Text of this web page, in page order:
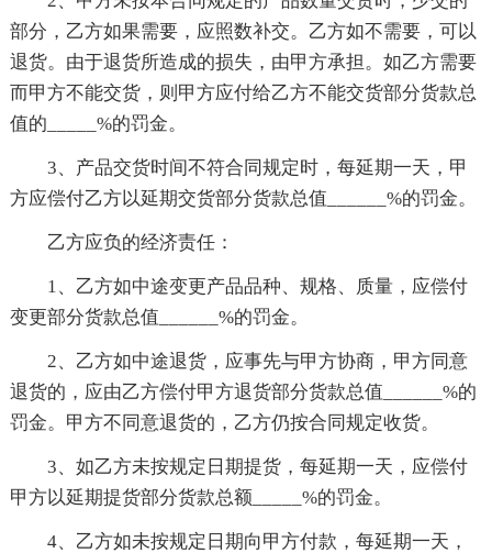
部分，乙方如果需要，应照数补交。乙方如不需要，可以
退货。由于退货所造成的损失，由甲方承担。如乙方需要
而甲方不能交货，则甲方应付给乙方不能交货部分货款总
值的_____%的罚金。
3、产品交货时间不符合同规定时，每延期一天，甲
方应偿付乙方以延期交货部分货款总值______%的罚金。
乙方应负的经济责任：
1、乙方如中途变更产品品种、规格、质量，应偿付
变更部分货款总值______%的罚金。
2、乙方如中途退货，应事先与甲方协商，甲方同意
退货的，应由乙方偿付甲方退货部分货款总值______%的
罚金。甲方不同意退货的，乙方仍按合同规定收货。
3、如乙方未按规定日期提货，每延期一天，应偿付
甲方以延期提货部分货款总额_____%的罚金。
4、乙方如未按规定日期向甲方付款，每延期一天，